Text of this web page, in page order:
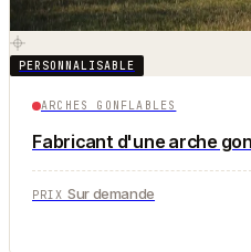
PERSONNALISABLE
ARCHES GONFLABLES
Fabricant d'une arche
PRIX Sur demande